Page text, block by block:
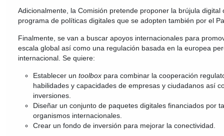
Adicionalmente, la Comisión pretende proponer la brújula
programa de políticas digitales que se adopten también por el
Finalmente, se van a buscar apoyos internacionales para
escala global así como una regulación basada en la europea
internacional. Se quiere:
Establecer un toolbox para combinar la cooperación
habilidades y capacidades de empresas y ciudadanos así
inversiones.
Diseñar un conjunto de paquetes digitales financiados por
organismos internacionales.
Crear un fondo de inversión para mejorar la conectividad.